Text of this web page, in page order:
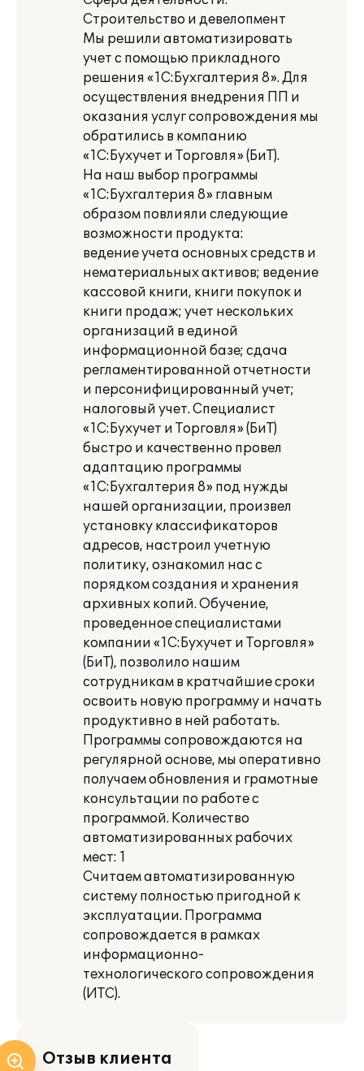
Строительство и девелопмент
Мы решили автоматизировать
учет с помощью прикладного
решения «1С:Бухгалтерия 8». Для
осуществления внедрения ПП и
оказания услуг сопровождения мы
обратились в компанию
«1С:Бухучет и Торговля» (БиТ).
На наш выбор программы
«1С:Бухгалтерия 8» главным
образом повлияли следующие
возможности продукта:
ведение учета основных средств и
нематериальных активов; ведение
кассовой книги, книги покупок и
книги продаж; учет нескольких
организаций в единой
информационной базе; сдача
регламентированной отчетности
и персонифицированный учет;
налоговый учет. Специалист
«1С:Бухучет и Торговля» (БиТ)
быстро и качественно провел
адаптацию программы
«1С:Бухгалтерия 8» под нужды
нашей организации, произвел
установку классификаторов
адресов, настроил учетную
политику, ознакомил нас с
порядком создания и хранения
архивных копий. Обучение,
проведенное специалистами
компании «1С:Бухучет и Торговля»
(БиТ), позволило нашим
сотрудникам в кратчайшие сроки
освоить новую программу и начать
продуктивно в ней работать.
Программы сопровождаются на
регулярной основе, мы оперативно
получаем обновления и грамотные
консультации по работе с
программой. Количество
автоматизированных рабочих
мест: 1
Считаем автоматизированную
систему полностью пригодной к
эксплуатации. Программа
сопровождается в рамках
информационно-
технологического сопровождения
(ИТС).
Отзыв клиента